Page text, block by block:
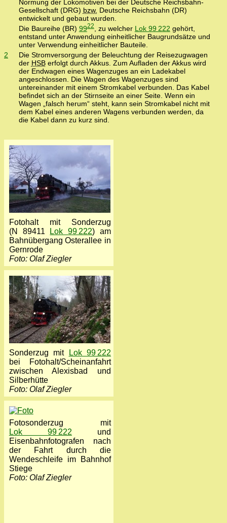
Normung der Lokomotiven bei der Deutsche Reichsbahn-
Gesellschaft (DRG) bzw. Deutsche Reichsbahn (DR)
entwickelt und gebaut wurden.
Die Baureihe (BR) 9922, zu welcher Lok 99 222 gehört,
entstand unter Anwendung einheitlicher Baugrundsätze und
unter Verwendung einheitlicher Bauteile.
2
Die Stromversorgung der Beleuchtung der Reisezugwagen
der HSBerfolgt durch Akkus. Zum Aufladen der Akkus wird
der Endwagen eines Wagenzuges an ein Ladekabel
angeschlossen. Die Wagen des Wagenzuges sind
untereinander mit einem Stromkabel verbunden. Das Kabel
befindet sich an der Stirnseite an einer Seite. Wenn ein
Wagen „falsch herum“ steht, kann sein Stromkabel nicht mit
dem Kabel eines anderen Wagens verbunden werden, da
die Kabel dann zu kurz sind.
Fotohalt mit Sonderzug
(N 89411
Lok 99 222) am
Bahnübergang Osterallee in
Gernrode
Foto: Olaf Ziegler
Sonderzug mit
Lok 99 222
bei Fotohalt/Scheinanfahrt
zwischen Alexisbad und
Silberhütte
Foto: Olaf Ziegler
Fotosonderzug mit
Lok 99 222 und
Eisenbahnfotografen nach
der Fahrt durch die
Wendeschleife im Bahnhof
Stiege
Foto: Olaf Ziegler